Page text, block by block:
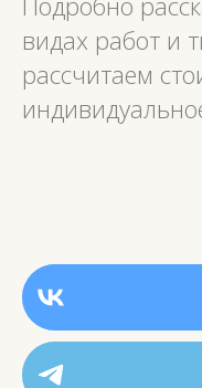
видах работ и
рассчитаем